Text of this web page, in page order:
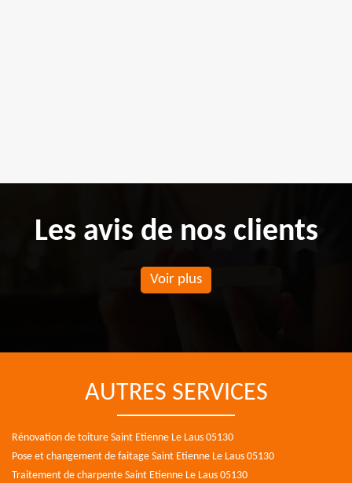
Les avis de nos clients
Voir plus
AUTRES SERVICES
Rénovation de toiture Saint Etienne Le Laus 05130
Pose et changement de faitage Saint Etienne Le Laus 05130
Traitement de charpente Saint Etienne Le Laus 05130